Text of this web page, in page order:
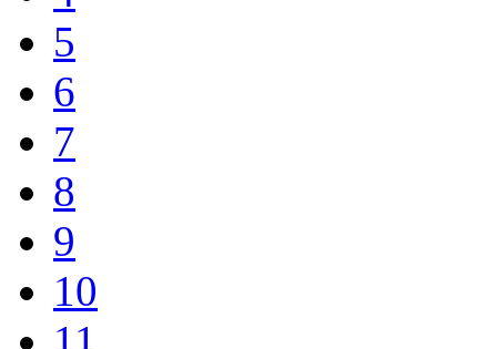
5
6
7
8
9
10